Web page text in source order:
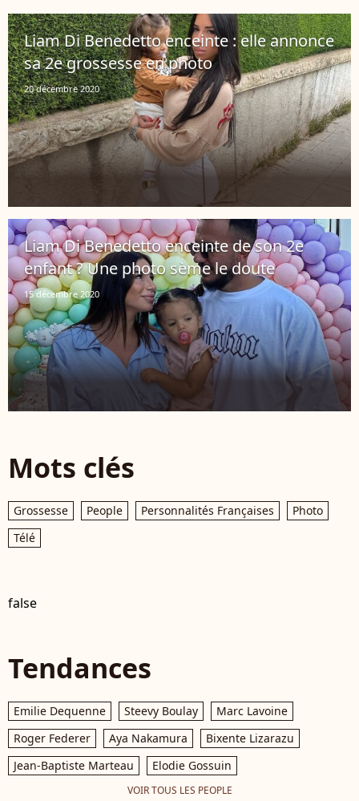
Liam Di Benedetto enceinte : elle annonce
sa 2e grossesse en photo
20 décembre 2020
Liam Di Benedetto enceinte de son 2e
enfant ? Une photo sème le doute
15 décembre 2020
Mots clés
Grossesse People Personnalités Françaises
Photo
Télé
false
Tendances
Emilie Dequenne Steevy Boulay
Marc Lavoine
Roger Federer
Aya Nakamura
Bixente Lizarazu
Jean-Baptiste Marteau
Elodie Gossuin
VOIR TOUS LES PEOPLE